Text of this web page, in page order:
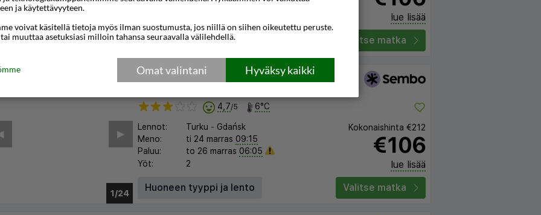
Paluu:
ti 03 marras 06:05
lue lisää
Huoneen tyyppi ja lento
Valitse matka
1/17
▶︎
Kamienica Morska Gdynia
4,7/5 6°C
Lennot: Turku - Gdańsk
Meno:
ti 24 marras 09:15
Paluu:
to 26 marras 06:05
Yöt:
2
Kokonaishinta €212
€106
lue lisää
Huoneen tyyppi ja lento
Valitse matka
ja käytettävyyteen.
voivat käsitellä tietoja myös ilman suostumusta, jos niillä on siihen oikeutettu peruste.
muuttaa asetuksiasi milloin tahansa seuraavalla välilehdellä.
Hyväksy kaikki
Omat valintani